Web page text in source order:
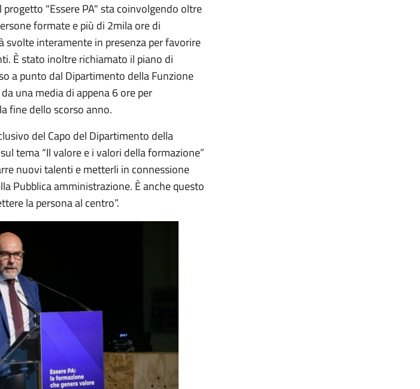
"Essere PA" sta coinvolgendo oltre
formate e più di 2mila ore di
interamente in presenza per favorire
È stato inoltre richiamato il piano di
a punto dal Dipartimento della Funzione
una media di appena 6 ore per
fine dello scorso anno.
del Capo del Dipartimento della
tema “Il valore e i valori della formazione”
nuovi talenti e metterli in connessione
Pubblica amministrazione. È anche questo
la persona al centro”.